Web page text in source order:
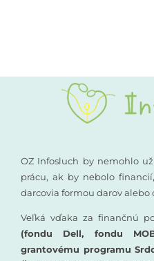
Rané poradenstvo
Vzdelávanie
OZ Infosluch by nemohlo
prácu, ak by nebolo
darcovia formou darov alebo
Veľká vďaka za finančnú
(fondu Dell, fondu
grantovému programu